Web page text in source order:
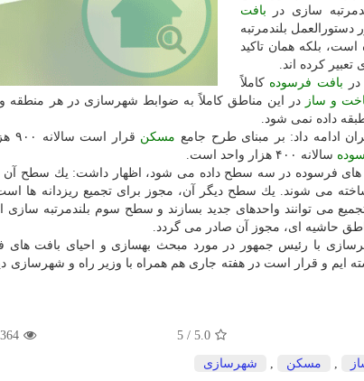
سازی در بافت
بلندمرتبه
است، بلكه همان تاكید
كرده اند.
در بافت فرسوده كاملاً
و ساز
در این مناطق كاملاً به ضوابط شهرسازی در هر منطقه
داده نمی شود.
داد: بر مبنای طرح جامع مسكن
سالانه ۴۰۰ هزار واحد است.
های فرسوده در سه سطح داده می شود، اظهار داشت: یك سطح
می شوند. یك سطح دیگر آن، مجوز برای تجمیع ریزدانه ها
می توانند واحدهای جدید بسازند و سطح سوم بلندمرتبه
حاشیه ای، مجوز آن صادر می گردد.
با رئیس جمهور در مورد مبحث بهسازی و احیای بافت های
ایم و قرار است در هفته جاری هم همراه با وزیر راه و شهرسازی
5.0
/ 5
364
مسكن شهرسازی